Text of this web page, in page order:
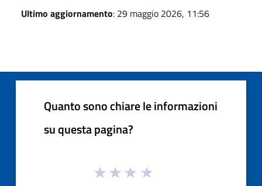
Ultimo aggiornamento: 29 maggio 2026, 11:56
Quanto sono chiare le informazioni
su questa pagina?